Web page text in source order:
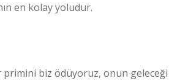
en kolay yoludur.
primini biz ödüyoruz, onun geleceği